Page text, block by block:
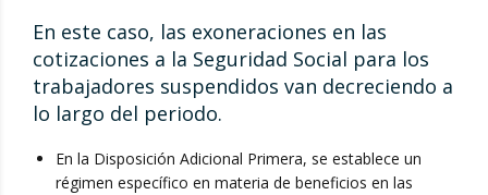
En este caso, las exoneraciones en las
cotizaciones a la Seguridad Social para los
trabajadores suspendidos van decreciendo a
lo largo del periodo.
En la Disposición Adicional Primera, se establece un
régimen específico en materia de beneficios en las